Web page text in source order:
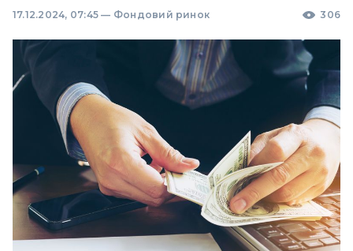
17.12.2024, 07:45 — Фондовий ринок 306